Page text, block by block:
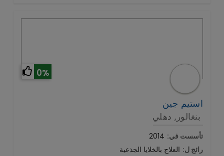
0%
استيم جين
بنغالور, دهلي
تأسست في: 2014
رائج ل: العلاج بالخلايا الجذعية